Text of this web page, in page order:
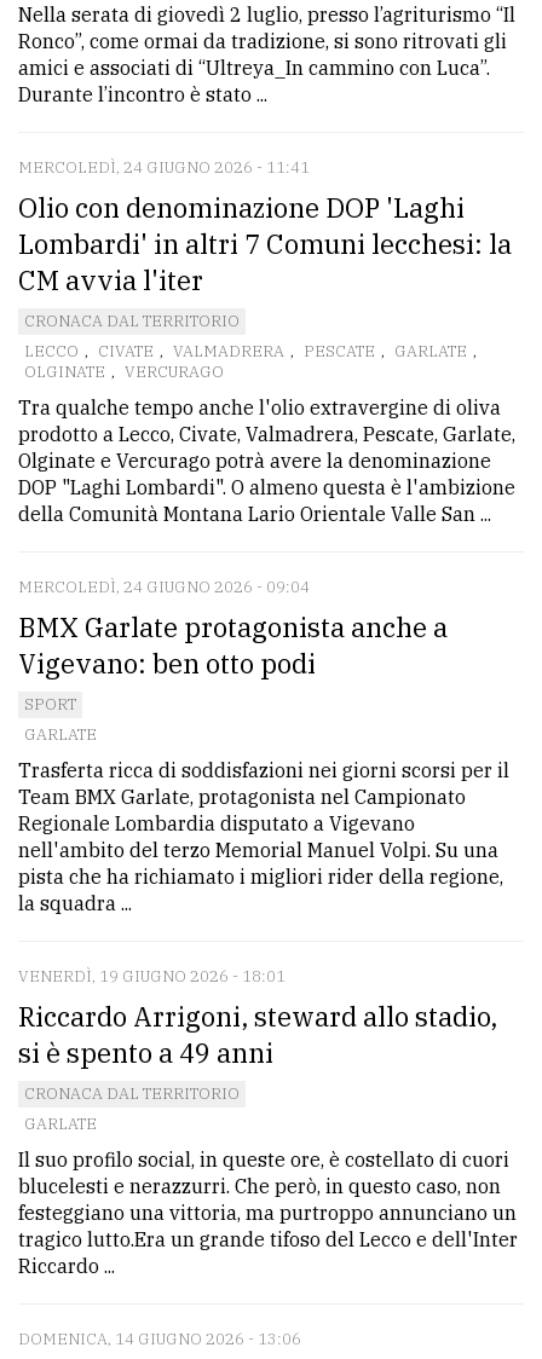
LE
ALTRE
TESTATE
PRIVACY
Privacy
policy
Cookie
policy
Nella serata di giovedì 2 luglio, presso l’agriturismo “Il
Ronco”, come ormai da tradizione, si sono ritrovati gli
amici e associati di “Ultreya_In cammino con Luca”.
Durante l’incontro è stato ...
MERCOLEDÌ, 24 GIUGNO 2026 - 11:41
Olio con denominazione DOP 'Laghi
Lombardi' in altri 7 Comuni lecchesi: la
CM avvia l'iter
CRONACA DAL TERRITORIO
LECCO , CIVATE , VALMADRERA , PESCATE , GARLATE ,
OLGINATE , VERCURAGO
Tra qualche tempo anche l'olio extravergine di oliva
prodotto a Lecco, Civate, Valmadrera, Pescate, Garlate,
Olginate e Vercurago potrà avere la denominazione
DOP "Laghi Lombardi". O almeno questa è l'ambizione
della Comunità Montana Lario Orientale Valle San ...
MERCOLEDÌ, 24 GIUGNO 2026 - 09:04
BMX Garlate protagonista anche a
Vigevano: ben otto podi
SPORT
GARLATE
Trasferta ricca di soddisfazioni nei giorni scorsi per il
Team BMX Garlate, protagonista nel Campionato
Regionale Lombardia disputato a Vigevano
nell'ambito del terzo Memorial Manuel Volpi. Su una
pista che ha richiamato i migliori rider della regione,
la squadra ...
VENERDÌ, 19 GIUGNO 2026 - 18:01
Riccardo Arrigoni, steward allo stadio,
si è spento a 49 anni
CRONACA DAL TERRITORIO
GARLATE
Il suo profilo social, in queste ore, è costellato di cuori
blucelesti e nerazzurri. Che però, in questo caso, non
festeggiano una vittoria, ma purtroppo annunciano un
tragico lutto.Era un grande tifoso del Lecco e dell'Inter
Riccardo ...
DOMENICA, 14 GIUGNO 2026 - 13:06